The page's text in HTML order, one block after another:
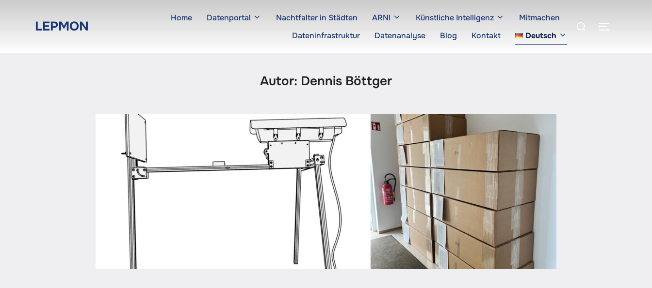
LEPMON
Home Datenportal Nachtfalter in Städten ARNI Künstliche Intelligenz
Mitmachen
Dateninfrastruktur
Datenanalyse Blog Kontakt Deutsch
Suchen
Autor: Dennis Böttger